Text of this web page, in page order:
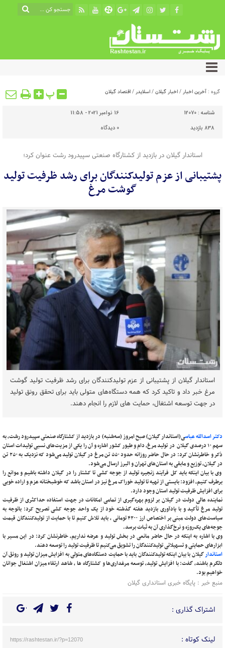
گروه : آخرین اخبار/اخبار گیلان/اسلایدر/اقتصاد گیلان پ
شناسه : 12070
16 نوامبر 2021 - 11:58
838 بازدید
0 دیدگاه
استاندار گیلان در بازدید از کشتارگاه صنعتی سپیدرود رشت عنوان کرد؛
پشتیبانی از عزم تولیدکنندگان برای رشد ظرفیت تولید
گوشت مرغ
استاندار گیلان از پشتیبانی از عزم تولیدکنندگان برای رشد ظرفیت تولید گوشت
مرغ خبر داد و تاکید کرد که همه دستگاه‌های متولی باید برای تحقق رونق تولید
در جهت توسعه اشتغال، حمایت های لازم را انجام دهند.
دکتر اسدالله عباسی(استاندار گیلان) صبح امروز (سه‌شنبه) در بازدید از کشتارگاه صنعتی سپیدرود رشت، به
سهم ۱۰ درصدی گیلان در تولید مرغ، دام و طیور کشور اشاره و آن را یکی از مزیت‌های نسبی تولیدات استان
ذکر و خاطرنشان کرد: در حال حاضر روزانه حدود ۵۵۰ تن مرغ در گیلان تولید می‌شود که نزدیک به ۲۵۰ تن
در گیلان، توزیع و مابقی به استان‌های تهران و البرز ارسال می‌شود.
وی با بیان اینکه باید کل فرآیند زنجیره تولید از جوجه کشی تا کشتار را در گیلان داشته باشیم و موانع را
برطرف کنیم، افزود: بایستی از تهیه تا تولید خوراک مرغ نیز در استان باشد که خوشبختانه عزم و اراده خوبی
برای افزایش ظرفیت تولید استان وجود دارد.
نماینده عالی دولت در گیلان بر لزوم بهره‌گیری از تمامی امکانات در جهت استفاده حداکثری از ظرفیت
تولید مرغ تأکید و با یادآوری بازدید هفته گذشته خود از یک واحد جوجه کشی تصریح کرد: باتوجه به
سیاست‌های دولت مبنی بر اختصاص ارز ۴۲۰۰ تومانی ، باید تلاش کنیم تا با حمایت از تولیدکنندگان قیمت
جوجه‌های یک‌روزه و نرخ‌گذاری آن به ثبات برسد.
وی با اشاره به اینکه در حال حاضر مانعی در بخش تولید و عرضه نداریم، خاطرنشان کرد: در این مسیر با
ابزارهای حمایتی و تسهیلاتی تولیدکنندگان را تشویق می‌کنیم تا ظرفیت تولید را توسعه دهند.
استاندارگیلان با بیان اینکه تولیدکنندگان باید با حمایت دستگاه‌های متولی به افزایش میزان تولید و رونق آن
دلگرم باشند، گفت: با افزایش تولید، توسعه مرغداری‌ها و کشتارگاه ها ، شاهد ارتقاء میزان اشتغال جوانان
خواهیم بود.
منبع خبر : پایگاه خبری استانداری گیلان
اشتراک گذاری :
لینک کوتاه : https://rashtestan.ir/?p=12070